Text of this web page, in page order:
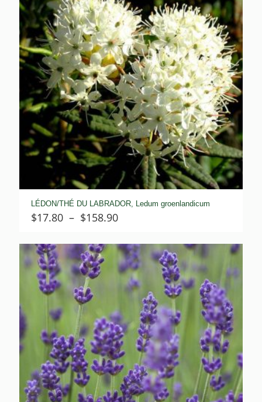
LÉDON/THÉ DU LABRADOR, Ledum groenlandicum
$17.80 – $158.90Plage
$17.80
à
$158.90